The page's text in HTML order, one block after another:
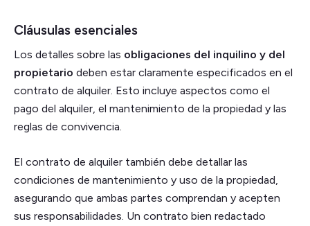
Cláusulas esenciales
Los detalles sobre las obligaciones del inquilino y del
propietario deben estar claramente especificados en el
contrato de alquiler. Esto incluye aspectos como el
pago del alquiler, el mantenimiento de la propiedad y las
reglas de convivencia.
El contrato de alquiler también debe detallar las
condiciones de mantenimiento y uso de la propiedad,
asegurando que ambas partes comprendan y acepten
sus responsabilidades. Un contrato bien redactado